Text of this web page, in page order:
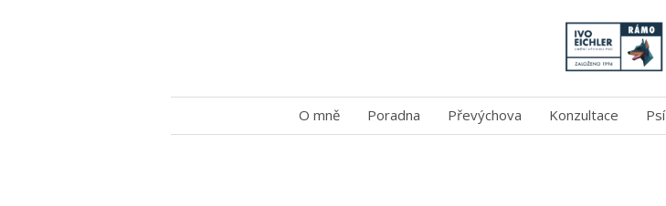
O mně Poradna Převýchova Konzultace